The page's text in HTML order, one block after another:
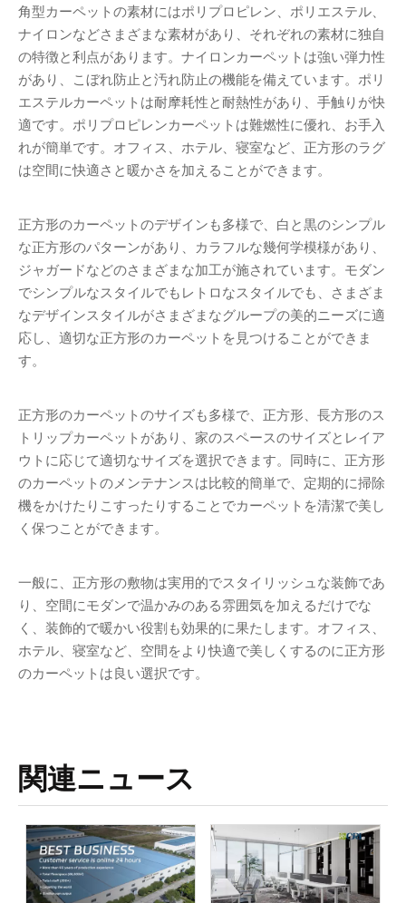
角型カーペットの素材にはポリプロピレン、ポリエステル、
ナイロンなどさまざまな素材があり、それぞれの素材に独自
の特徴と利点があります。ナイロンカーペットは強い弾力性
があり、こぼれ防止と汚れ防止の機能を備えています。ポリ
エステルカーペットは耐摩耗性と耐熱性があり、手触りが快
適です。ポリプロピレンカーペットは難燃性に優れ、お手入
れが簡単です。オフィス、ホテル、寝室など、正方形のラグ
は空間に快適さと暖かさを加えることができます。
正方形のカーペットのデザインも多様で、白と黒のシンプル
な正方形のパターンがあり、カラフルな幾何学模様があり、
ジャガードなどのさまざまな加工が施されています。モダン
でシンプルなスタイルでもレトロなスタイルでも、さまざま
なデザインスタイルがさまざまなグループの美的ニーズに適
応し、適切な正方形のカーペットを見つけることができま
す。
正方形のカーペットのサイズも多様で、正方形、長方形のス
トリップカーペットがあり、家のスペースのサイズとレイア
ウトに応じて適切なサイズを選択できます。同時に、正方形
のカーペットのメンテナンスは比較的簡単で、定期的に掃除
機をかけたりこすったりすることでカーペットを清潔で美し
く保つことができます。
一般に、正方形の敷物は実用的でスタイリッシュな装飾であ
り、空間にモダンで温かみのある雰囲気を加えるだけでな
く、装飾的で暖かい役割も効果的に果たします。オフィス、
ホテル、寝室など、空間をより快適で美しくするのに正方形
のカーペットは良い選択です。
関連ニュース